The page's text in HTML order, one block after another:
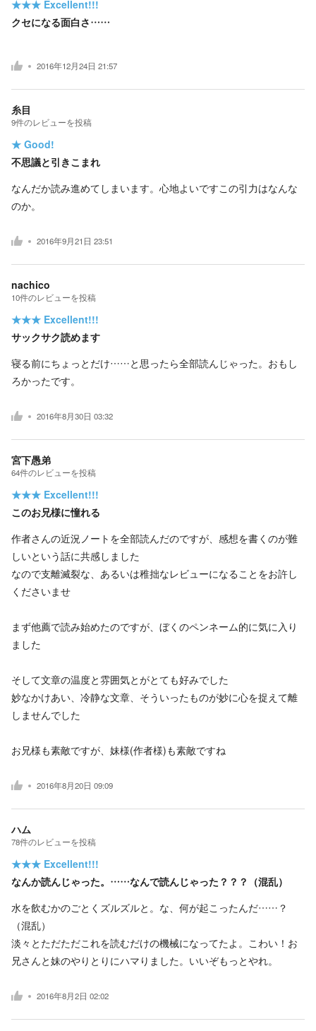
★★★ Excellent!!!
クセになる面白さ……
2016年12月24日 21:57
糸目
9件のレビューを投稿
★ Good!
不思議と引きこまれ
なんだか読み進めてしまいます。心地よいですこの引力はなんな
のか。
2016年9月21日 23:51
nachico
10件のレビューを投稿
★★★ Excellent!!!
サックサク読めます
寝る前にちょっとだけ……と思ったら全部読んじゃった。おもし
ろかったです。
2016年8月30日 03:32
宮下愚弟
64件のレビューを投稿
★★★ Excellent!!!
このお兄様に憧れる
作者さんの近況ノートを全部読んだのですが、感想を書くのが難
しいという話に共感しました
なので支離滅裂な、あるいは稚拙なレビューになることをお許し
くださいませ
まず他薦で読み始めたのですが、ぼくのペンネーム的に気に入り
ました
そして文章の温度と雰囲気とがとても好みでした
妙なかけあい、冷静な文章、そういったものが妙に心を捉えて離
しませんでした
お兄様も素敵ですが、妹様(作者様)も素敵ですね
2016年8月20日 09:09
ハム
78件のレビューを投稿
★★★ Excellent!!!
なんか読んじゃった。……なんで読んじゃった？？？（混乱）
水を飲むかのごとくズルズルと。な、何が起こったんだ……？
（混乱）
淡々とただただこれを読むだけの機械になってたよ。こわい！お
兄さんと妹のやりとりにハマりました。いいぞもっとやれ。
2016年8月2日 02:02